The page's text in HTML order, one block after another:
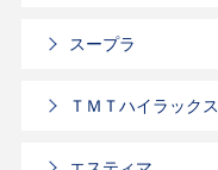
スープラ
ＴＭＴハイラックス